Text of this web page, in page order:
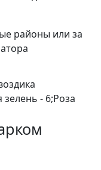
районы или за
зелень - 6;Роза